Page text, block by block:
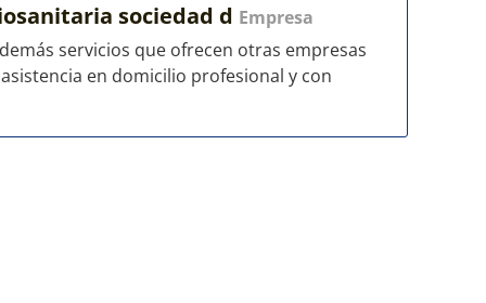
sociedad d Empresa
servicios que ofrecen otras empresas
en domicilio profesional y con